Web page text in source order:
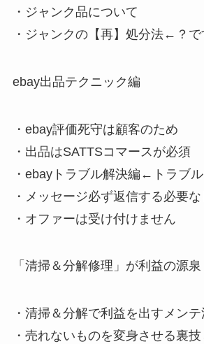
・ジャンク品について
・ジャンクの【再】処分法←？で
ebay出品テクニック編
・ebay評価死守は顧客のため
・出品はSATTSコマースが必須
・ebayトラブル解決編 ←トラブル
・メッセージ必ず返信する必要な
・オファーは受け付けません
「清掃＆分解修理」が利益の源泉
・清掃＆分解で利益を出すメンテ
・売れないものを変身させる裏技